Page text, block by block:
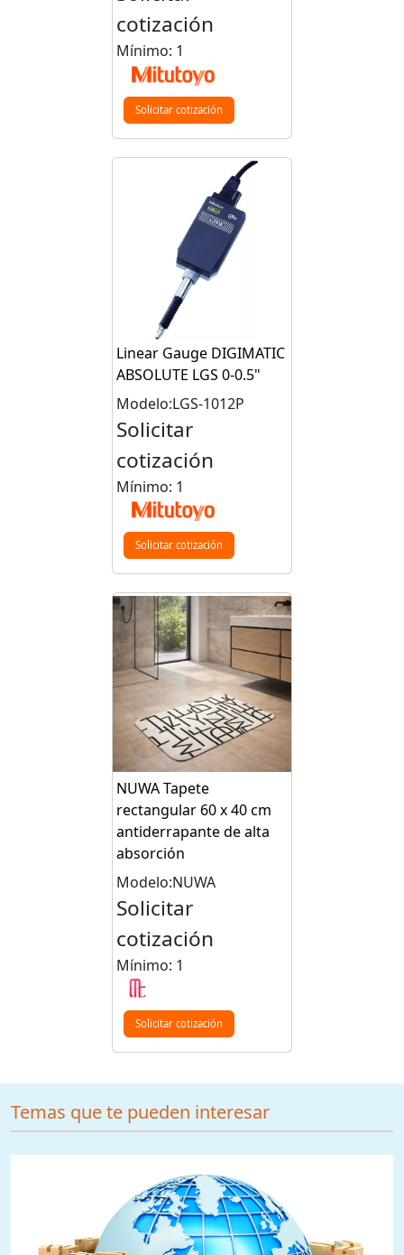
cotización
Mínimo: 1
Solicitar cotización
Linear Gauge DIGIMATIC
ABSOLUTE LGS 0-0.5"
Modelo:LGS-1012P
Solicitar
cotización
Mínimo: 1
Solicitar cotización
NUWA Tapete
rectangular 60 x 40 cm
antiderrapante de alta
absorción
Modelo:NUWA
Solicitar
cotización
Mínimo: 1
Solicitar cotización
Temas que te pueden interesar